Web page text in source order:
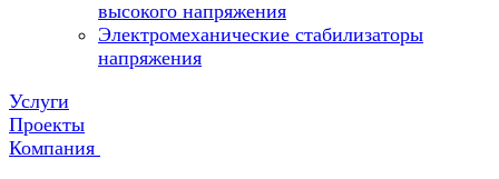
высокого напряжения
Электромеханические стабилизаторы
напряжения
Услуги
Проекты
Компания